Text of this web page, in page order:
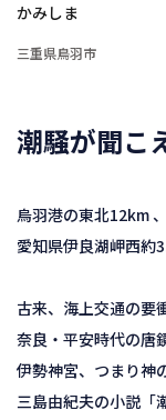
かみしま
三重県鳥羽市
潮騒が聞こ
烏羽港の東北12km 、
愛知県伊良湖岬西約
古来、海上交通の要
奈良・平安時代の唐
伊勢神宮、つまり神
三島由紀夫の小説「